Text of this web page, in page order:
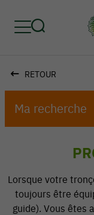
RETOUR
Ma recherche
Lorsque votre
toujours être
guide). Vous êtes